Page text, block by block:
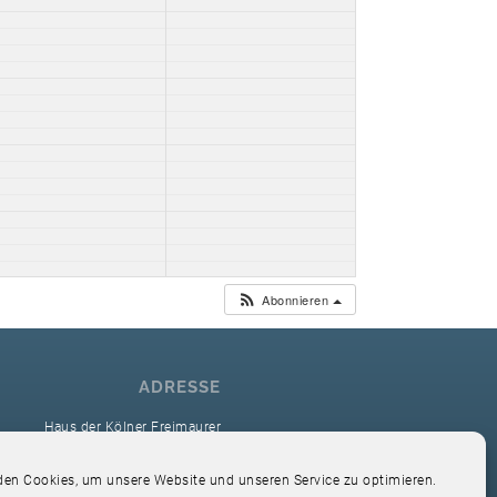
Cookies, um unsere Website und unseren Service zu optimieren.
Abonnieren
ADRESSE
Haus der Kölner Freimaurer
Hardefuststr. 9